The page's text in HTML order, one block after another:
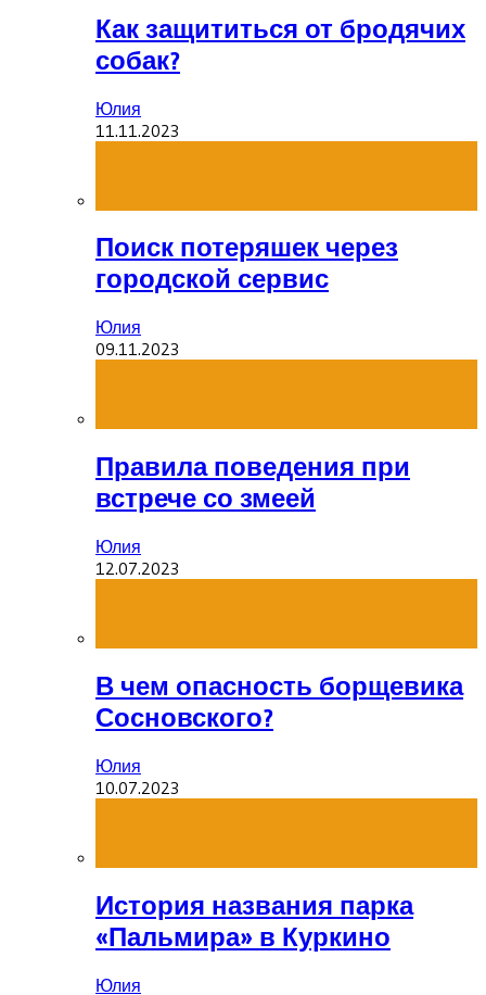
Как защититься от бродячих
собак?
Юлия
11.11.2023
Поиск потеряшек через
городской сервис
Юлия
09.11.2023
Правила поведения при
встрече со змеей
Юлия
12.07.2023
В чем опасность борщевика
Сосновского?
Юлия
10.07.2023
История названия парка
«Пальмира» в Куркино
Юлия